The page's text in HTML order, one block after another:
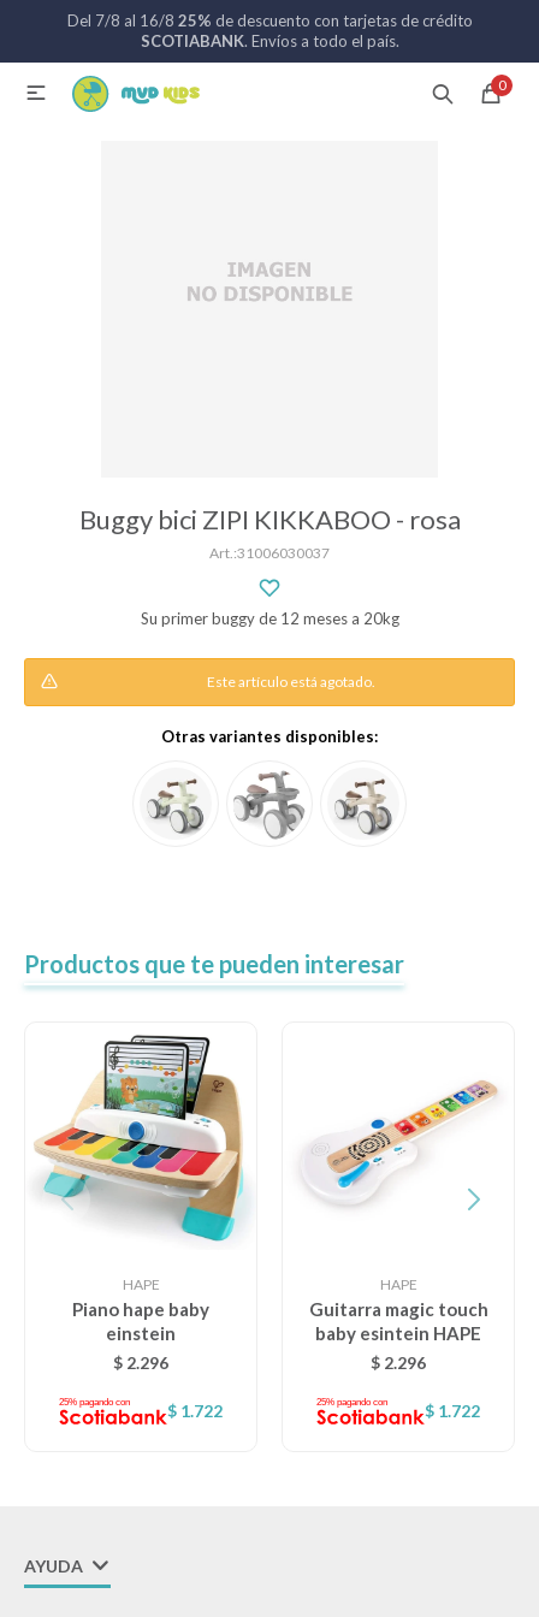
Del 7/8 al 16/8 25% de descuento con tarjetas de crédito
SCOTIABANK. Envíos a todo el país.
0

Buggy bici ZIPI KIKKABOO - rosa
31006030037
Su primer buggy de 12 meses a 20kg
Este artículo está agotado.
Otras variantes disponibles:
Productos que te pueden interesar
HAPE
Piano hape baby
einstein
$ 2.296
$ 1.722
HAPE
Guitarra magic touch
baby esintein HAPE
$ 2.296
$ 1.722
AYUDA
MI CUENTA
Catálogo Nuevos ingresos
Alimentación
Paseo y seguridad
Estimulación primera infancia
Textiles
Bolsos y mochilas maternales
Lentes
Vestimenta
Gift cards
Local MVD Kids